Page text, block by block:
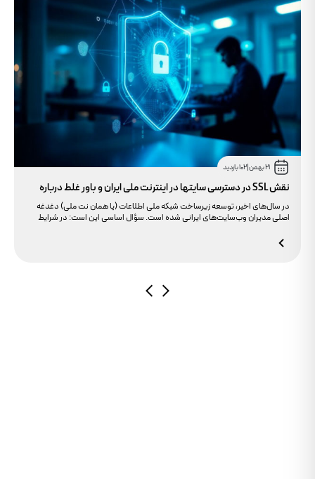
21 بهمن |102 بازدید
نقش SSL در دسترسی سایتها در اینترنت ملی ایران و باور غلط درباره
دامنه های IR
در سال‌های اخیر، توسعه زیرساخت شبکه ملی اطلاعات (یا همان نت ملی) دغدغه
اصلی مدیران وب‌سایت‌های ایرانی شده است. سؤال اساسی این است: در شرایط